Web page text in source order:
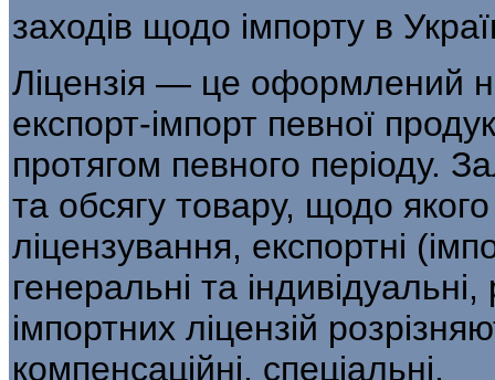
заходів щодо імпорту в
Ліцензія — це оформлений
експорт-імпорт певної
протягом певного періо­ду.
та обсягу товару, щодо
ліцензування, експортні
генеральні та
імпортних ліцензій
компенсаційні, спе­ціальні.